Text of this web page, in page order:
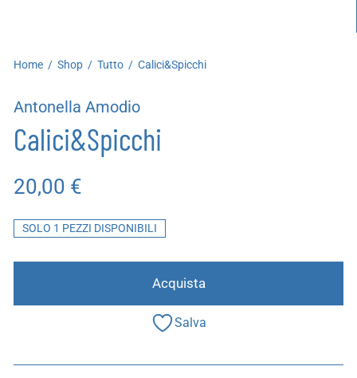
Home / Shop / Tutto / Calici&Spicchi
Antonella Amodio
Calici&Spicchi
20,00 €
SOLO 1 PEZZI DISPONIBILI
Acquista
Salva